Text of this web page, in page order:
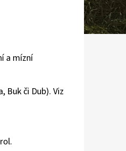
a mízní
Buk či Dub). Viz